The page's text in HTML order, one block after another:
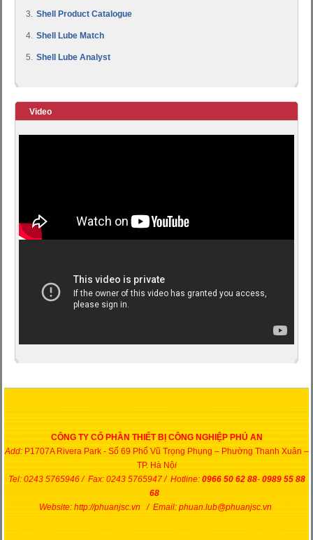
3. Shell Product Catalogue
4. Shell Lube Match
5. Shell Lube Analyst
Video
CÔNG TY CỔ PHẦN THIẾT BỊ CÔNG NGHIỆP PHÚ AN
Add:P1707A Rivera Park - Số 69 Phố Vũ Trọng Phụng – Phường Thanh Xuân –
TP. Hà Nội
Tel: 0243 5765946 / Fax: 0243 5765947 / Hotline: 0966 50 62 88- 0989 55 88
68
Website: http://phuanjsc.vn / Email: phuan.lub@phuanjsc.vn